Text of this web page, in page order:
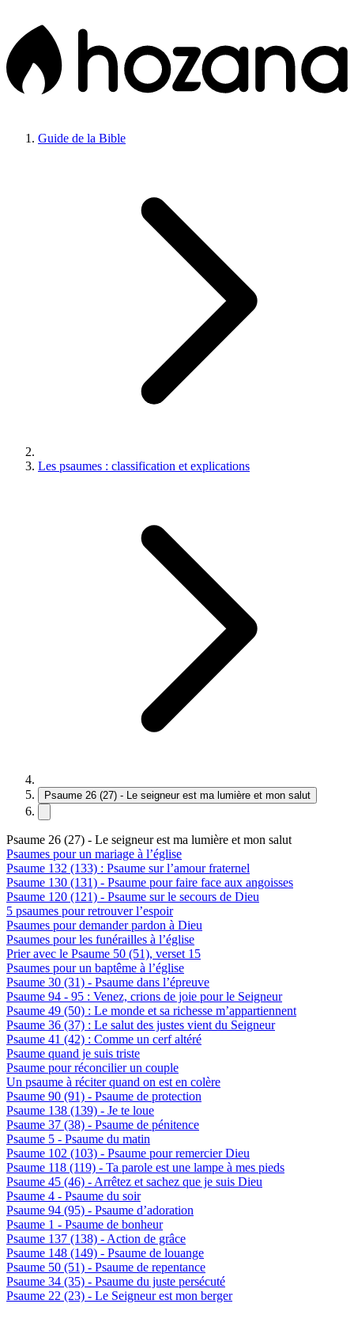
Guide de la Bible
Les psaumes : classification et explications
Psaume 26 (27) - Le seigneur est ma lumière et mon salut
Psaume 26 (27) - Le seigneur est ma lumière et mon salut
Psaumes pour un mariage à l’église
Psaume 132 (133) : Psaume sur l’amour fraternel
Psaume 130 (131) - Psaume pour faire face aux angoisses
Psaume 120 (121) - Psaume sur le secours de Dieu
5 psaumes pour retrouver l’espoir
Psaumes pour demander pardon à Dieu
Psaumes pour les funérailles à l’église
Prier avec le Psaume 50 (51), verset 15
Psaumes pour un baptême à l’église
Psaume 30 (31) - Psaume dans l’épreuve
Psaume 94 - 95 : Venez, crions de joie pour le Seigneur
Psaume 49 (50) : Le monde et sa richesse m’appartiennent
Psaume 36 (37) : Le salut des justes vient du Seigneur
Psaume 41 (42) : Comme un cerf altéré
Psaume quand je suis triste
Psaume pour réconcilier un couple
Un psaume à réciter quand on est en colère
Psaume 90 (91) - Psaume de protection
Psaume 138 (139) - Je te loue
Psaume 37 (38) - Psaume de pénitence
Psaume 5 - Psaume du matin
Psaume 102 (103) - Psaume pour remercier Dieu
Psaume 118 (119) - Ta parole est une lampe à mes pieds
Psaume 45 (46) - Arrêtez et sachez que je suis Dieu
Psaume 4 - Psaume du soir
Psaume 94 (95) - Psaume d’adoration
Psaume 1 - Psaume de bonheur
Psaume 137 (138) - Action de grâce
Psaume 148 (149) - Psaume de louange
Psaume 50 (51) - Psaume de repentance
Psaume 34 (35) - Psaume du juste persécuté
Psaume 22 (23) - Le Seigneur est mon berger